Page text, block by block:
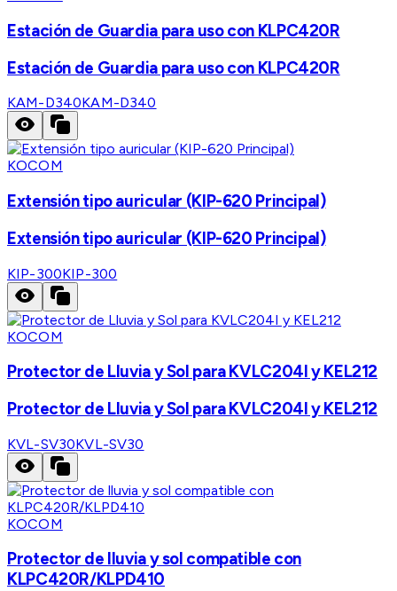
Estación de Guardia para uso con KLPC420R
Estación de Guardia para uso con KLPC420R
KAM-D340KAM-D340
KOCOM
Extensión tipo auricular (KIP-620 Principal)
Extensión tipo auricular (KIP-620 Principal)
KIP-300KIP-300
KOCOM
Protector de Lluvia y Sol para KVLC204I y KEL212
Protector de Lluvia y Sol para KVLC204I y KEL212
KVL-SV30KVL-SV30
KOCOM
Protector de lluvia y sol compatible con
KLPC420R/KLPD410